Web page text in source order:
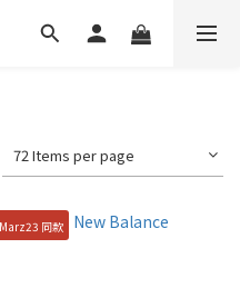
72 Items per page
Marz23 同款